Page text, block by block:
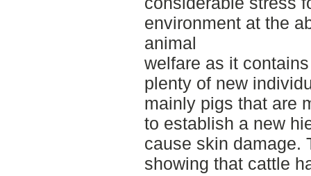
environment at the
animal
welfare as it
plenty of new
mainly pigs that are
to establish a new
cause skin damage.
showing that cattle